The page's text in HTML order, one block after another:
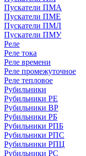
Пускатели ПМА
Пускатели ПМЕ
Пускатели ПМЛ
Пускатели ПМУ
Реле
Реле тока
Реле времени
Реле промежуточное
Реле тепловое
Рубильники
Рубильники РЕ
Рубильники ВР
Рубильники РБ
Рубильники РПБ
Рубильники РПС
Рубильники РПЦ
Рубильники РС